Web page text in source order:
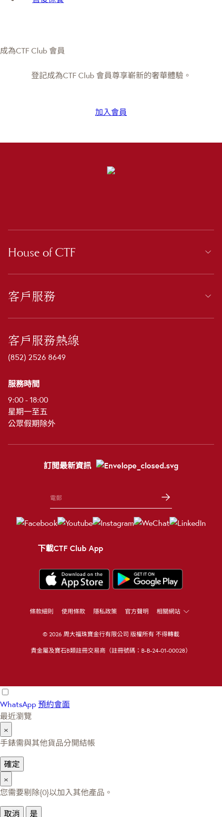
成為CTF Club 會員
登記成為CTF Club 會員尊享嶄新的奢華體驗。
加入會員
House of CTF
客戶服務
客戶服務熱線
(852) 2526 8649
服務時間
9:00 - 18:00
星期一至五
公眾假期除外
訂閲最新資訊
下載CTF Club App
條款細則 使用條款 隱私政策 官方聲明 相關網站
© 2026 周大福珠寶金行有限公司 版權所有 不得轉載
貴金屬及寶石B類註冊交易商（註冊號碼：B-B-24-01-00028）
WhatsApp 預約會面
最近瀏覽
×
手錶需與其他貨品分開結帳
確定
×
您需要剔除{0}以加入其他產品。
取消 是